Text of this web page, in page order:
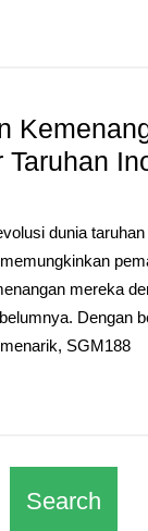
Taruhan
dunia
mereka
Dengan
SGM188
Search